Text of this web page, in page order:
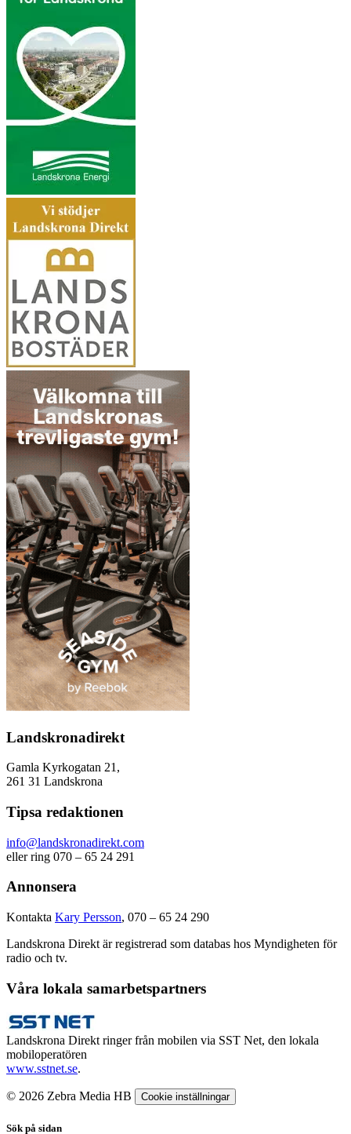
Landskronadirekt
Gamla Kyrkogatan 21,
261 31 Landskrona
Tipsa redaktionen
info@landskronadirekt.com
eller ring 070 – 65 24 291
Annonsera
Kontakta Kary Persson, 070 – 65 24 290
Landskrona Direkt är registrerad som databas hos Myndigheten för
radio och tv.
Våra lokala samarbetspartners
Landskrona Direkt ringer från mobilen via SST Net, den lokala
mobiloperatören
www.sstnet.se.
© 2026 Zebra Media HB Cookie inställningar
Sök på sidan